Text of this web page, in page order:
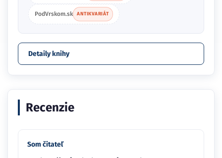
PodVrskom.sk ANTIKVARIÁT
Detaily knihy
Recenzie
Som čitateľ